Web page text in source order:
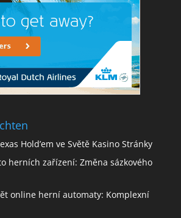
Hold’em ve Světě Kasino Stránky
herních zařízení: Změna sázkového
online herní automaty: Komplexní